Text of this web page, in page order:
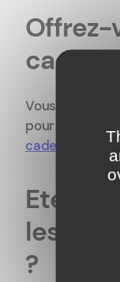
Offrez-
Vous pouvez
pour vos
cadeaux
Etes-
les
?